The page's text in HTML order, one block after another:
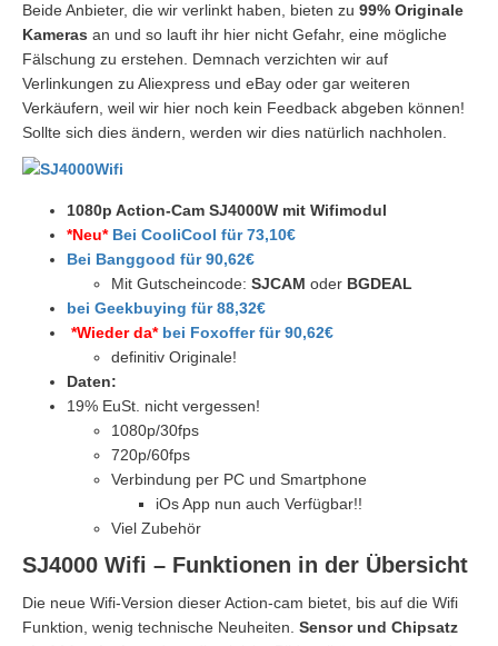
Beide Anbieter, die wir verlinkt haben, bieten zu 99% Originale
Kameras an und so lauft ihr hier nicht Gefahr, eine mögliche
Fälschung zu erstehen. Demnach verzichten wir auf
Verlinkungen zu Aliexpress und eBay oder gar weiteren
Verkäufern, weil wir hier noch kein Feedback abgeben können!
Sollte sich dies ändern, werden wir dies natürlich nachholen.
1080p Action-Cam SJ4000W mit Wifimodul
*Neu* Bei CooliCool für 73,10€
Bei Banggood für 90,62€
Mit Gutscheincode: SJCAM oder BGDEAL
bei Geekbuying für 88,32€
*Wieder da* bei Foxoffer für 90,62€
definitiv Originale!
Daten:
19% EuSt. nicht vergessen!
1080p/30fps
720p/60fps
Verbindung per PC und Smartphone
iOs App nun auch Verfügbar!!
Viel Zubehör
SJ4000 Wifi – Funktionen in der Übersicht
Die neue Wifi-Version dieser Action-cam bietet, bis auf die Wifi
Funktion, wenig technische Neuheiten. Sensor und Chipsatz